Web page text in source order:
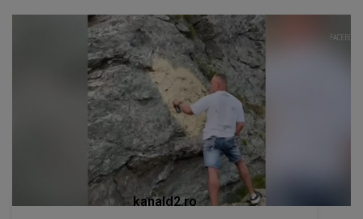
kanald2.ro